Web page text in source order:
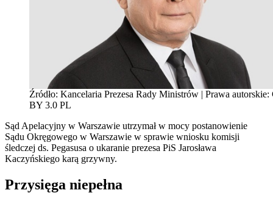
Źródło: Kancelaria Prezesa Rady Ministrów | Prawa autorskie:
BY 3.0 PL
Sąd Apelacyjny w Warszawie utrzymał w mocy postanowienie
Sądu Okręgowego w Warszawie w sprawie wniosku komisji
śledczej ds. Pegasusa o ukaranie prezesa PiS Jarosława
Kaczyńskiego karą grzywny.
Przysięga niepełna